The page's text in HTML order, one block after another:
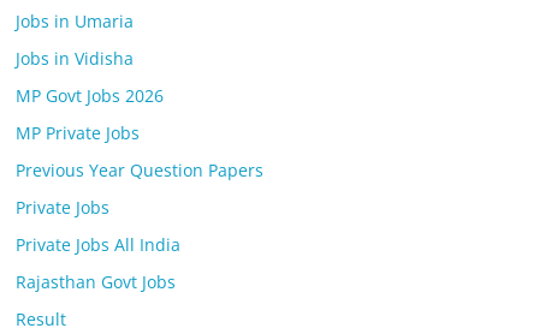
Jobs in Umaria
Jobs in Vidisha
MP Govt Jobs 2026
MP Private Jobs
Previous Year Question Papers
Private Jobs
Private Jobs All India
Rajasthan Govt Jobs
Result